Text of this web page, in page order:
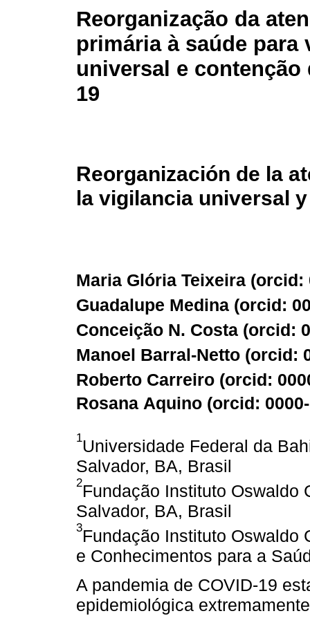
Reorganização da
primária à saúde para
universal e contenção
19
Reorganización de la
la vigilancia universal
Maria Glória Teixeira (orcid:
Guadalupe Medina (orcid:
Conceição N. Costa (orcid:
Manoel Barral-Netto (orcid:
Roberto Carreiro (orcid:
Rosana Aquino (orcid:
1Universidade Federal da
Salvador, BA, Brasil
2Fundação Instituto Oswaldo
Salvador, BA, Brasil
3Fundação Instituto Oswaldo
e Conhecimentos para a
A pandemia de COVID-19
epidemiológica